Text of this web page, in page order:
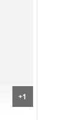
+1